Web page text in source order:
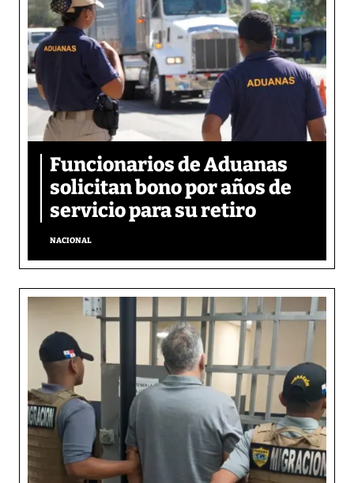
Funcionarios de Aduanas
solicitan bono por años de
servicio para su retiro
NACIONAL